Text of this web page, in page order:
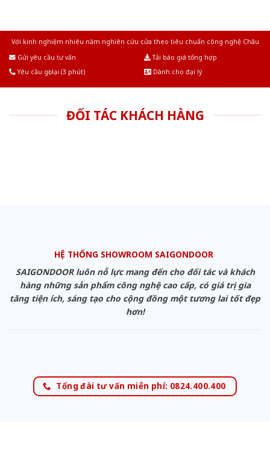
Với kinh nghiệm nhiêu năm nghiên cứu cửa theo tiêu chuẩn công nghệ Châu
Gửi yêu cầu tư vấn
Tải báo giá tổng hợp
Yêu cầu gọi lại (3 phút)
Dành cho đại lý
ĐỐI TÁC KHÁCH HÀNG
HỆ THỐNG SHOWROOM SAIGONDOOR
SAIGONDOOR luôn nỗ lực mang đến cho đối tác và khách
hàng những sản phẩm công nghệ cao cấp, có giá trị gia
tăng tiện ích, sáng tạo cho cộng đồng một tương lai tốt đẹp
hơn!
Tổng đài tư vấn miễn phí: 0824.400.400